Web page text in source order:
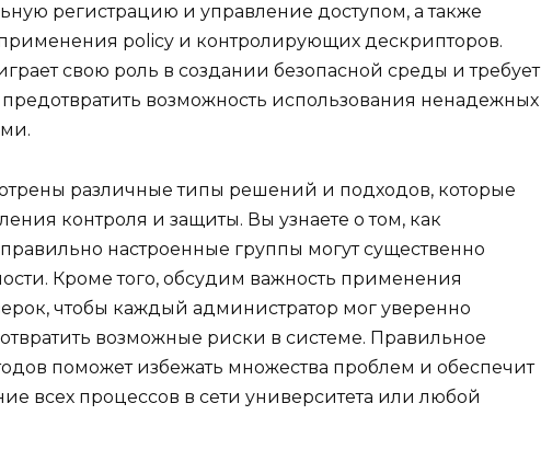
регистрацию и управление доступом, а также
policy и контролирующих дескрипторов.
свою роль в создании безопасной среды и требует
возможность использования ненадежных
различные типы решений и подходов, которые
контроля и защиты. Вы узнаете о том, как
настроенные группы могут существенно
Кроме того, обсудим важность применения
чтобы каждый администратор мог уверенно
возможные риски в системе. Правильное
поможет избежать множества проблем и обеспечит
всех процессов в сети университета или любой